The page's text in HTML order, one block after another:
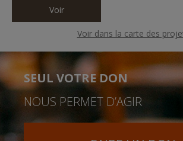
Voir dans la carte des
Voir
SEUL VOTRE DON
NOUS PERMET D’AGIR